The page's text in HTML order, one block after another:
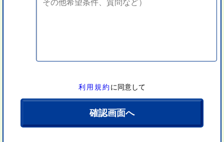
利用規約 に同意して
確認画面へ